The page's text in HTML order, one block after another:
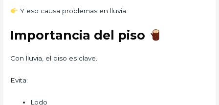
Y eso causa problemas en lluvia.
Importancia del piso
Con lluvia, el piso es clave.
Evita:
Lodo